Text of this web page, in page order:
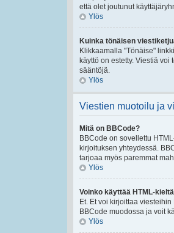
että olet joutunut
Ylös
Kuinka tönäisen
Klikkaamalla "Tönäise"
käyttö on estetty. Viestiä
sääntöjä.
Ylös
Viestien muotoilu ja
Mitä on BBCode?
BBCode on sovellettu
kirjoituksen yhteydessä.
tarjoaa myös paremmat
Ylös
Voinko käyttää HTML-
Et. Et voi kirjoittaa
BBCode muodossa ja voit
Ylös